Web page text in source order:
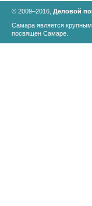
© 2009–2016, Деловой
Самара является
посвящен Самаре.